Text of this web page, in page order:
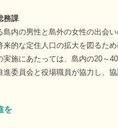
務課
島内の男性と島外の女性の出会
来的な定住人口の拡大を図るた
実施にあたっては、島内の20～
進委員会と役場職員が協力し、
を